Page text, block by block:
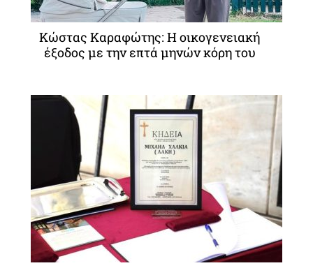
Κώστας Καραφώτης: Η οικογενειακή
έξοδος με την επτά μηνών κόρη του